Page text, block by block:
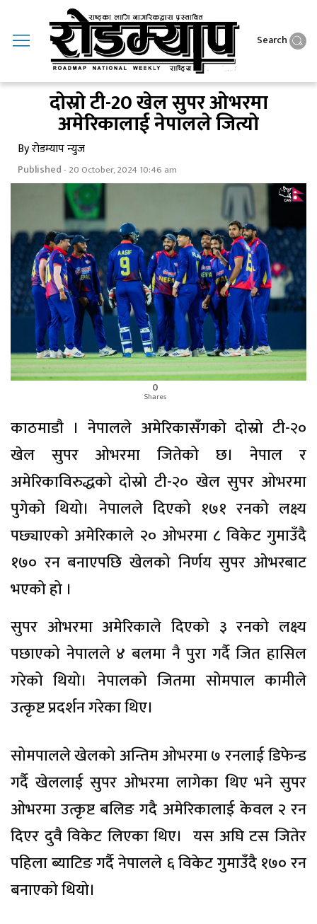
Search
दाेस्राे टी-20 खेल सुपर ओभरमा
अमेरिकालाई नेपालले जित्याे
By रोडम्याप न्युज
Published- 20 October, 2024 10:46 am
0
Shares
काठमाडाै । नेपालले अमेरिकासँगको दोस्रो टी-२०
खेल सुपर ओभरमा जितेको छ। नेपाल र
अमेरिकाविरुद्धको दोस्रो टी-२० खेल सुपर ओभरमा
पुगेको थियो। नेपालले दिएको १७१ रनको लक्ष्य
पछ्याएको अमेरिकाले २० ओभरमा ८ विकेट गुमाउँदै
१७० रन बनाएपछि खेलको निर्णय सुपर ओभरबाट
भएको हो ।
सुपर ओभरमा अमेरिकाले दिएको ३ रनको लक्ष्य
पछाएको नेपालले ४ बलमा नै पुरा गर्दै जित हासिल
गरेको थियो। नेपालको जितमा सोमपाल कामीले
उत्कृष्ट प्रदर्शन गरेका थिए।
सोमपालले खेलको अन्तिम ओभरमा ७ रनलाई डिफेन्ड
गर्दै खेललाई सुपर ओभरमा लागेका थिए भने सुपर
ओभरमा उत्कृष्ट बलिङ गदै अमेरिकालाई केवल २ रन
दिएर दुवै विकेट लिएका थिए। यस अघि टस जितेर
पहिला ब्याटिङ गर्दै नेपालले ६ विकेट गुमाउँदै १७० रन
बनाएको थियो।